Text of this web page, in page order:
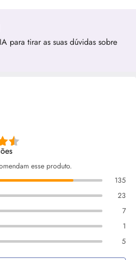
para tirar as suas dúvidas sobre
esse produto.
135
23
7
1
5